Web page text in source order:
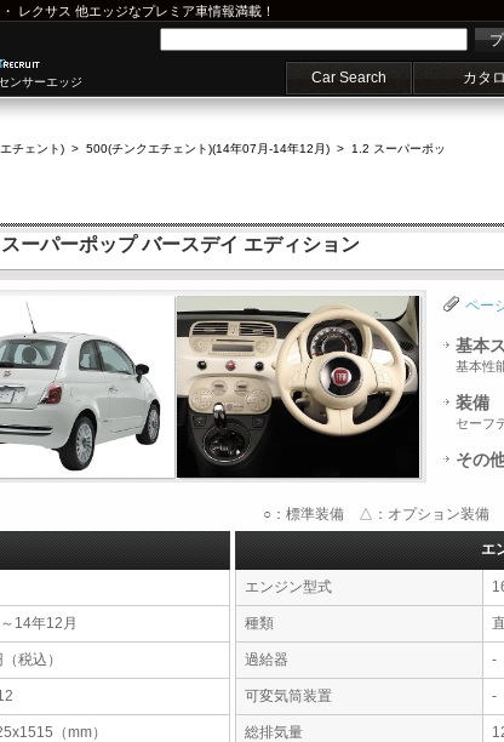
・ レクサス 他エッジなプレミア車情報満載！
ンサーエッジ Car Search カタ
チェント) > 500(チンクエチェント)(14年07月-14年12月) > 1.2 スーパーポッ
ーパーポップ バースデイ エディション
ペー
基本
基本性
装備
セーフ
その
○：標準装備 △：オプション装備 -
14年12月
税込）
（mm）
エ
エンジン型式
種類
過給器 -
可変気筒装置 -
総排気量